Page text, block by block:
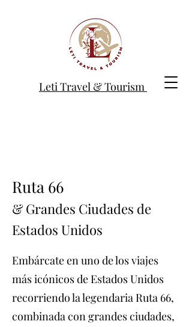
Leti Travel & Tourism
Ruta 66
& Grandes Ciudades de
Estados Unidos
Embárcate en uno de los viajes
más icónicos de Estados Unidos
recorriendo la legendaria Ruta 66,
combinada con grandes ciudades,